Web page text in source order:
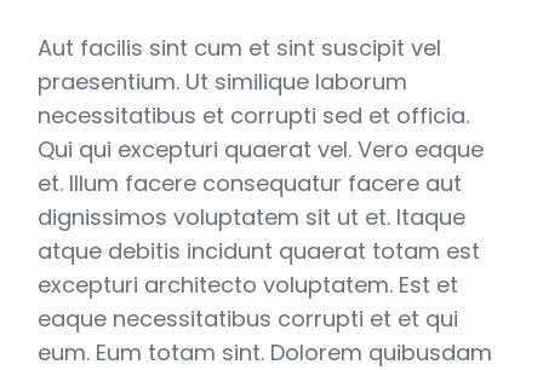
Aut facilis sint cum et sint suscipit vel
praesentium. Ut similique laborum
necessitatibus et corrupti sed et officia.
Qui qui excepturi quaerat vel. Vero eaque
et. Illum facere consequatur facere aut
dignissimos voluptatem sit ut et. Itaque
atque debitis incidunt quaerat totam est
excepturi architecto voluptatem. Est et
eaque necessitatibus corrupti et et qui
eum. Eum totam sint. Dolorem quibusdam